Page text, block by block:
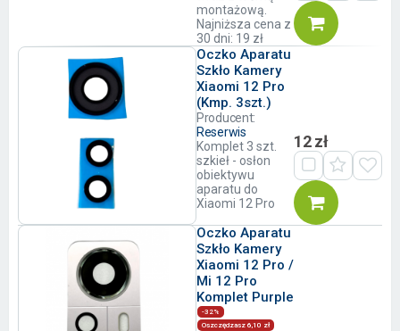
montażową.
Najniższa cena z
30 dni: 19 zł
Oczko Aparatu
Szkło Kamery
Xiaomi 12 Pro
(Kmp. 3szt.)
Producent:
Reserwis
Komplet 3 szt.
szkieł - osłon
obiektywu
aparatu do
Xiaomi 12 Pro
12 zł
Oczko Aparatu
Szkło Kamery
Xiaomi 12 Pro /
Mi 12 Pro
Komplet Purple
-32%
Oszczędzasz 6,10 zł